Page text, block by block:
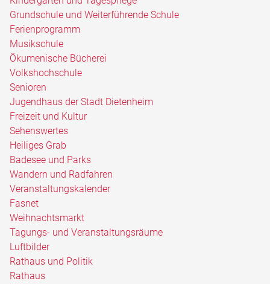
Grundschule und Weiterführende Schule
Ferienprogramm
Musikschule
Ökumenische Bücherei
Volkshochschule
Senioren
Jugendhaus der Stadt Dietenheim
Freizeit und Kultur
Sehenswertes
Heiliges Grab
Badesee und Parks
Wandern und Radfahren
Veranstaltungskalender
Fasnet
Weihnachtsmarkt
Tagungs- und Veranstaltungsräume
Luftbilder
Rathaus und Politik
Rathaus